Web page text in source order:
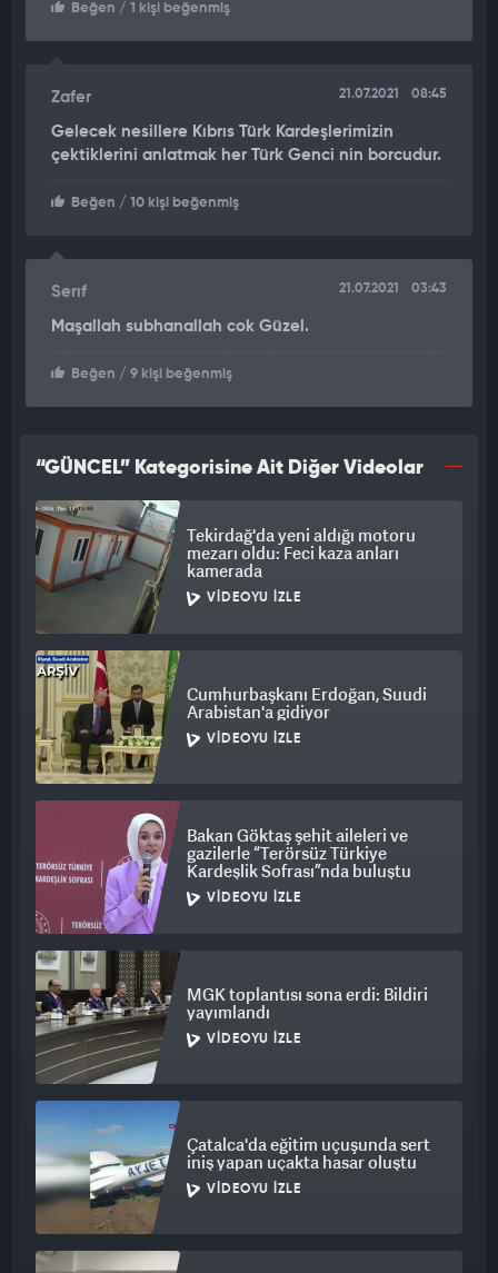
Beğen / 1 kişi beğenmiş
Zafer 21.07.2021 08:45
Gelecek nesillere Kıbrıs Türk Kardeşlerimizin
çektiklerini anlatmak her Türk Genci nin borcudur.
Beğen / 10 kişi beğenmiş
Serıf 21.07.2021 03:43
Maşallah subhanallah cok Güzel.
Beğen / 9 kişi beğenmiş
“GÜNCEL” Kategorisine Ait Diğer Videolar
Tekirdağ'da yeni aldığı motoru
mezarı oldu: Feci kaza anları
kamerada
VIDEOYU İZLE
Cumhurbaşkanı Erdoğan, Suudi
Arabistan'a gidiyor
VIDEOYU İZLE
Bakan Göktaş şehit aileleri ve
gazilerle “Terörsüz Türkiye
Kardeşlik Sofrası”nda buluştu
VIDEOYU İZLE
MGK toplantısı sona erdi: Bildiri
yayımlandı
VIDEOYU İZLE
Çatalca'da eğitim uçuşunda sert
iniş yapan uçakta hasar oluştu
VIDEOYU İZLE